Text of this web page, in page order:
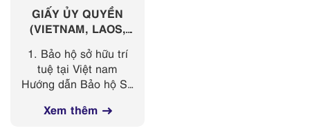
GIẤY ỦY QUYỀN
(VIETNAM, LAOS,
MYANMAR)
1. Bảo hộ sở hữu trí
tuệ tại Việt nam
Hướng dẫn Bảo hộ Sở
Nam Giấy ủy quyềnXem thêm